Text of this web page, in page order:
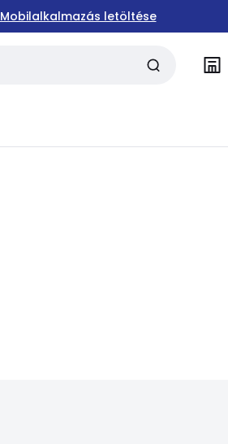
Mobilalkalmazás letöltése